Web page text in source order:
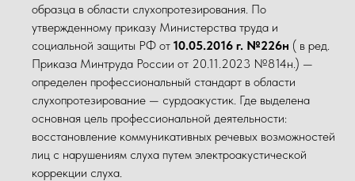
образца в области слухопротезирования. По
утвержденному приказу Министерства труда и
социальной защиты РФ от 10.05.2016 г. №226н ( в ред.
Приказа Минтруда России от 20.11.2023 №814н.) —
определен профессиональный стандарт в области
слухопротезирование — сурдоакустик. Где выделена
основная цель профессиональной деятельности:
восстановление коммуникативных речевых возможностей
лиц с нарушениям слуха путем электроакустической
коррекции слуха.